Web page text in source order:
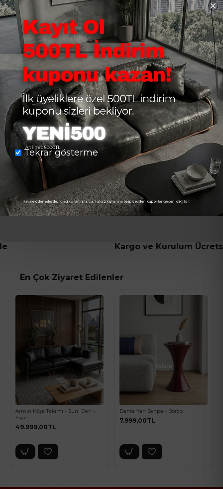
Tekrar gösterme
YORUM YAZIN
YÜKSEK PUANLI YORUMLAR
DÜŞÜK PUANLI YORUMLAR
Bu ürün için daha önce yorum yapılmadı.
Kargo ve Kurulum Ücretsiz
En Çok Ziyaret Edilenler
Armin Köşe Takımı - Suni Deri -
Siyah
49.999,00TL
Dante Yan Sehpa - Bordo
7.999,00TL